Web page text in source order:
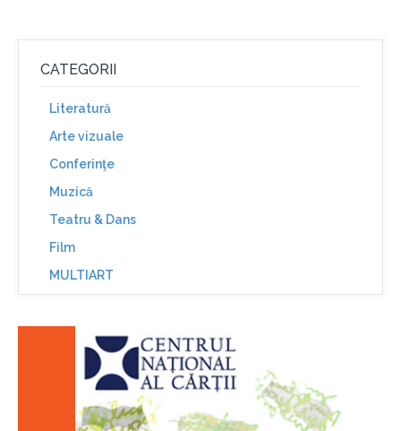
CATEGORII
Literatură
Arte vizuale
Conferinţe
Muzică
Teatru & Dans
Film
MULTIART